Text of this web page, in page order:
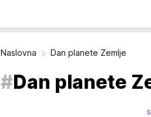
Naslovna Dan planete Zemlje
#Dan planete